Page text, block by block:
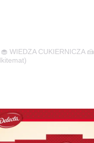
WIEDZA CUKIERNICZA 🍰